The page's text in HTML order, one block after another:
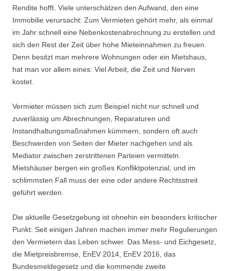
Rendite hofft. Viele unterschätzen den Aufwand, den eine
Immobilie verursacht: Zum Vermieten gehört mehr, als einmal
im Jahr schnell eine Nebenkostenabrechnung zu erstellen und
sich den Rest der Zeit über hohe Mieteinnahmen zu freuen.
Denn besitzt man mehrere Wohnungen oder ein Mietshaus,
hat man vor allem eines: Viel Arbeit, die Zeit und Nerven
kostet.
Vermieter müssen sich zum Beispiel nicht nur schnell und
zuverlässig um Abrechnungen, Reparaturen und
Instandhaltungsmaßnahmen kümmern, sondern oft auch
Beschwerden von Seiten der Mieter nachgehen und als
Mediator zwischen zerstrittenen Parteien vermitteln.
Mietshäuser bergen ein großes Konfliktpotenzial, und im
schlimmsten Fall muss der eine oder andere Rechtsstreit
geführt werden.
Die aktuelle Gesetzgebung ist ohnehin ein besonders kritischer
Punkt: Seit einigen Jahren machen immer mehr Regulierungen
den Vermietern das Leben schwer. Das Mess- und Eichgesetz,
die Mietpreisbremse, EnEV 2014, EnEV 2016, das
Bundesmeldegesetz und die kommende zweite